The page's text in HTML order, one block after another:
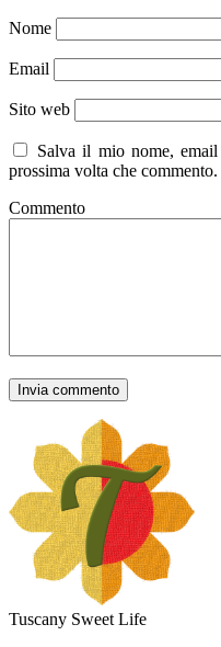
Nome
Email
Sito web
Salva il mio nome,
prossima volta che commento.
Tuscany Sweet Life